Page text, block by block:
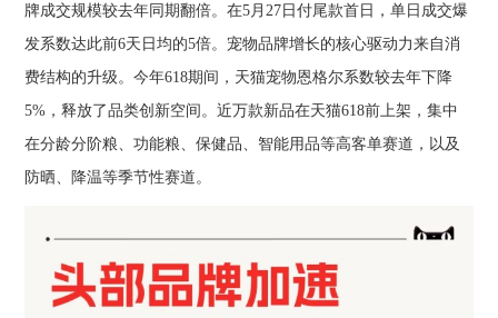
牌成交规模较去年同期翻倍。在5月27日付尾款首日，单日成交爆
发系数达此前6天日均的5倍。宠物品牌增长的核心驱动力来自消
费结构的升级。今年618期间，天猫宠物恩格尔系数较去年下降
5%，释放了品类创新空间。近万款新品在天猫618前上架，集中
在分龄分阶粮、功能粮、保健品、智能用品等高客单赛道，以及
防晒、降温等季节性赛道。